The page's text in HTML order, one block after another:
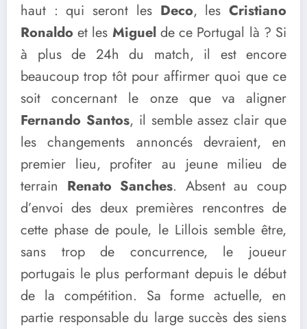
haut : qui seront les Deco, lesCristiano
Ronaldo et les Miguelde ce Portugal là ? Si
à plus de 24h du match, il est encore
beaucoup trop tôt pour affirmer quoi que ce
soit concernant le onze que va aligner
Fernando Santos, il semble assez clair que
les changements annoncés devraient, en
premier lieu, profiter au jeune milieu de
terrain Renato Sanches. Absent au coup
d’envoi des deux premières rencontres de
cette phase de poule, le Lillois semble être,
sans trop de concurrence, le joueur
portugais le plus performant depuis le début
de la compétition. Sa forme actuelle, en
partie responsable du large succès des siens